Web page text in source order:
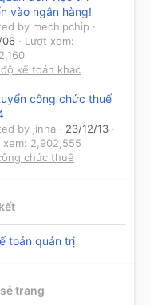
vào ngân hàng!
by mechipchip
06
Lượt xem:
kế toán khác
công chức thuế
by jinna
23/12/13
xem: 2,902,555
chức thuế
toán quản trị
trang